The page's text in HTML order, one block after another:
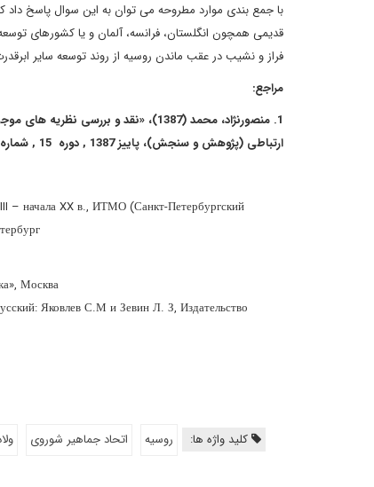
با جمع بندی موارد مطروحه می توان به این سوال پاسخ
قدیمی همچون انگلستان، فرانسه، آلمان و یا کشورهای
فراز و نشیب در عقب ماندن روسیه از روند توسعه سایر
مراجع:
1. منصورنژاد، محمد (1387)، «نقد و
ارتباطی (پژوهش و سنجش)، پاییز 1387 , دوره 15 , شماره 55
– начала XX в., ИТМО (Санкт-Петербургский
Москва
Яковлев С.М и Зевин Л. З, Издательство
کلید واژه ها: روسیه اتحاد جماهیر شوروی